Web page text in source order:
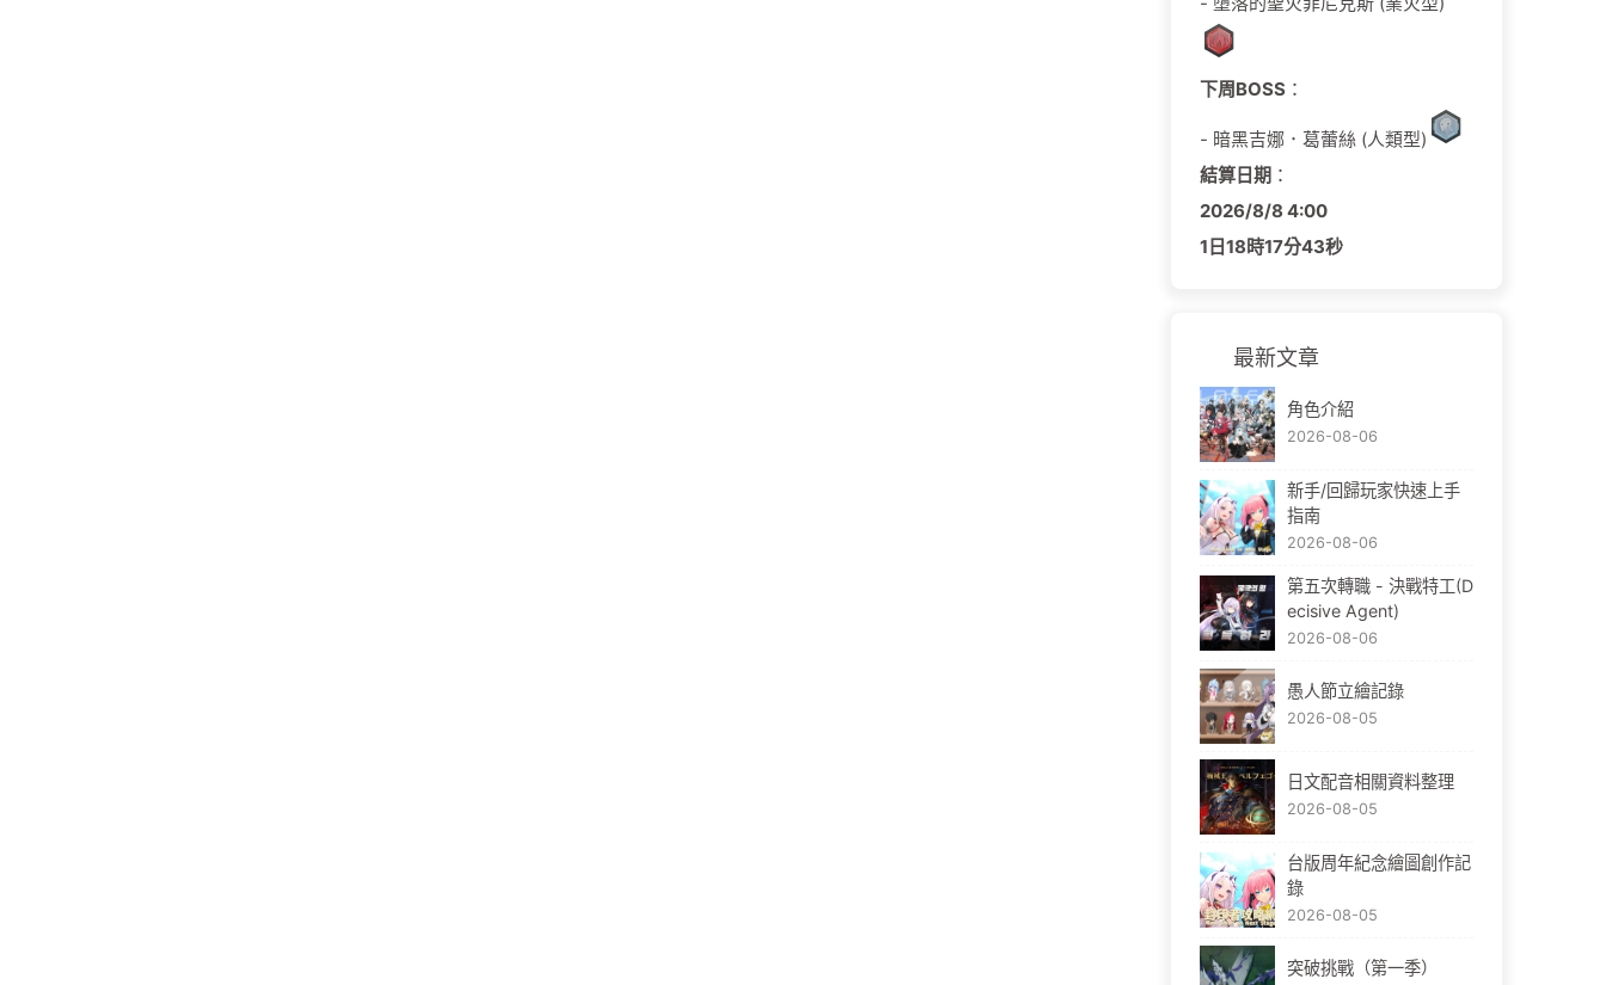
下周BOSS：
- 暗黑吉娜．葛蕾絲 (人類型)
結算日期：
2026/8/8 4:00
1日18時17分42秒
最新文章
角色介紹
2026-08-06
新手/回歸玩家快速上手
指南
2026-08-06
第五次轉職 - 決戰特工(D
ecisive Agent)
2026-08-06
愚人節立繪記錄
2026-08-05
日文配音相關資料整理
2026-08-05
台版周年紀念繪圖創作記
錄
2026-08-05
突破挑戰（第一季）